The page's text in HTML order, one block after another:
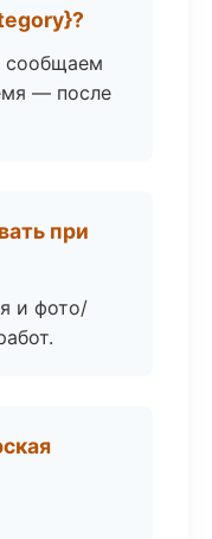
сообщаем
— после
при
и фото/